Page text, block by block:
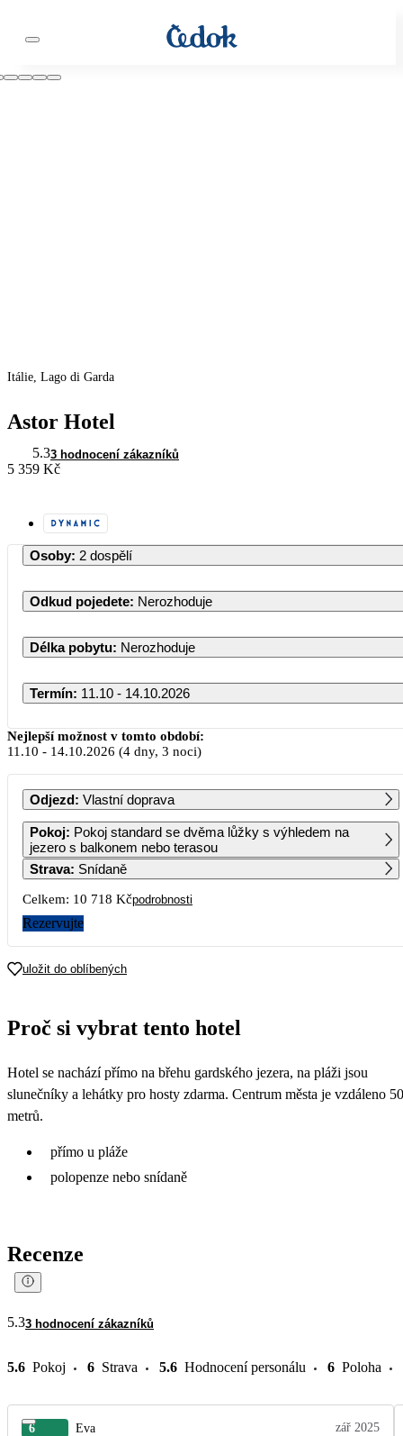
Itálie, Lago di Garda
Astor Hotel
5.33 hodnocení zákazníků
5 359 Kč
Osoby: 2 dospělí
Odkud pojedete: Nerozhoduje
Délka pobytu: Nerozhoduje
Termín: 11.10 - 14.10.2026
Říjen 2026
PO ÚT ST ČT PÁ SO NE
1
5 749
2 3 4
5
19
Nejlepší možnost v tomto období:
11.10 - 14.10.2026 (4 dny, 3 noci)
Odjezd: Vlastní doprava
Pokoj: Pokoj standard se dvěma lůžky s výhledem na
jezero s balkonem nebo terasou
Strava: Snídaně
Celkem: 10 718 Kčpodrobnosti
Rezervujte
uložit do oblíbených
Proč si vybrat tento hotel
Hotel se nachází přímo na břehu gardského jezera, na pláži jsou
slunečníky a lehátky pro hosty zdarma. Centrum města je vzdáleno
metrů.
přímo u pláže
polopenze nebo snídaně
Recenze
5.33 hodnocení zákazníků
5.6 Pokoj 6 Strava 5.6 Hodnocení personálu 6 Poloha
6 Eva zář 2025